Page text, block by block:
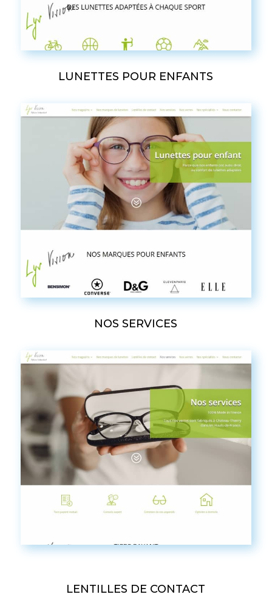
LUNETTES POUR ENFANTS
NOS SERVICES
LENTILLES DE CONTACT